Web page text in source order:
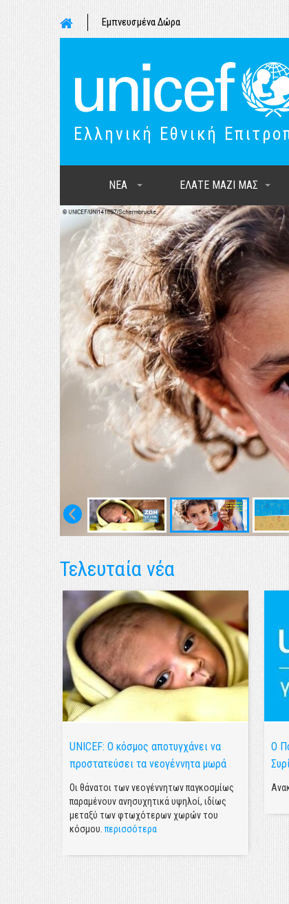
Εμπνευσμένα Δώρα
Ελληνική Εθνική
ΝΕΑ ΕΛΑΤΕ ΜΑΖΙ ΜΑΣ
Τελευταία νέα
UNICEF: Ο κόσμος αποτυγχάνει να
προστατεύσει τα νεογέννητα μωρά
Οι θάνατοι των νεογέννητων παγκοσμίως
παραμένουν ανησυχητικά υψηλοί, ιδίως
μεταξύ των φτωχότερων χωρών του
κόσμου.περισσότερα
Ο